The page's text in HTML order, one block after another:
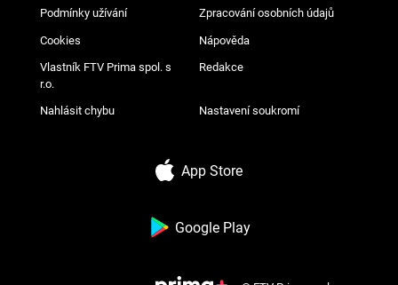
Podmínky užívání Zpracování osobních údajů
Cookies Nápověda
Vlastník FTV Prima spol. s
r.o.
Redakce
Nahlásit chybu Nastavení soukromí
App Store
Google Play